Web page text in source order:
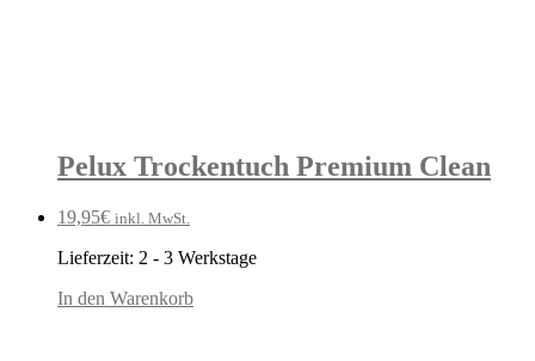
Pelux Trockentuch Premium Clean
19,95€ inkl. MwSt.
Lieferzeit: 2 - 3 Werkstage
In den Warenkorb